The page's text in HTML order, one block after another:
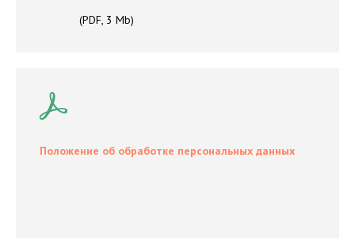
(PDF, 3 Mb)
Положение об обработке персональных данных